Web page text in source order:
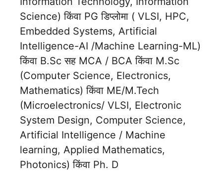
Science) किंवा PG डिप्लोमा ( VLSI, HPC,
Embedded Systems, Artificial
Intelligence-AI /Machine Learning-ML)
किंवा B.Sc सह MCA / BCA किंवा M.Sc
(Computer Science, Electronics,
Mathematics) किंवा ME/M.Tech
(Microelectronics/ VLSI, Electronic
System Design, Computer Science,
Artificial Intelligence / Machine
learning, Applied Mathematics,
Photonics) किंवा Ph. D